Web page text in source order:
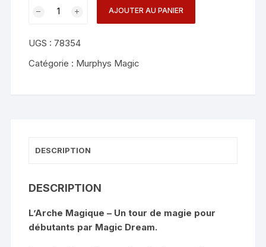
Magical
Arch
AJOUTER AU PANIER
UGS : 78354
Catégorie : Murphys Magic
DESCRIPTION
DESCRIPTION
L’Arche Magique – Un tour de magie pour
débutants par Magic Dream.